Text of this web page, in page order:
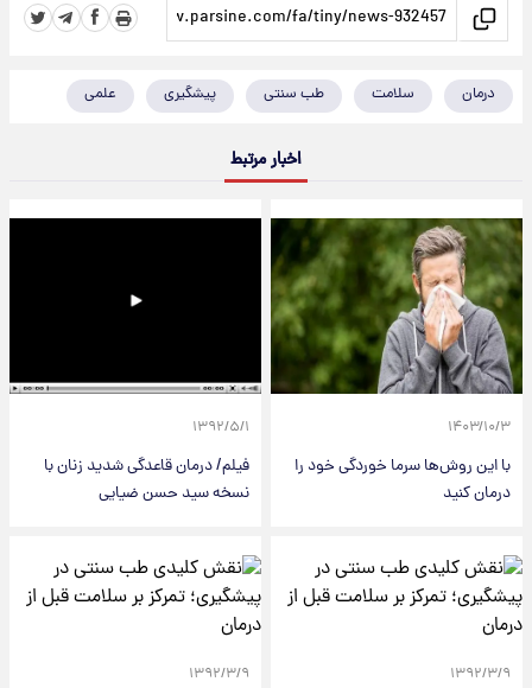
درمان سلامت طب سنتی پیشگیری علمی
اخبار مرتبط
۱۴۰۳/۱۰/۳
با این روش‌ها سرما خوردگی خود را
درمان کنید
۱۳۹۲/۵/۱
فیلم/ درمان قاعدگی شدید زنان با
نسخه سید حسن ضیایی
۱۳۹۲/۳/۹ ۱۳۹۲/۳/۹